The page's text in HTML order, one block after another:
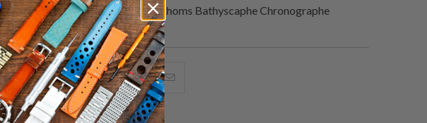
SLA017، بلانكبين Fifty Fathoms Bathyscaphe Chronographe
Flyback 5200-0153-01S
شارك
هذا
على
شارك
هذا
على
شارك
هذا
على